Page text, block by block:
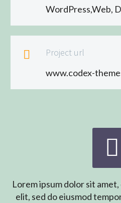
WordPress,Web,
 Project url
www.codex-


Lorem ipsum dolor sit
elit, sed do eiusmod